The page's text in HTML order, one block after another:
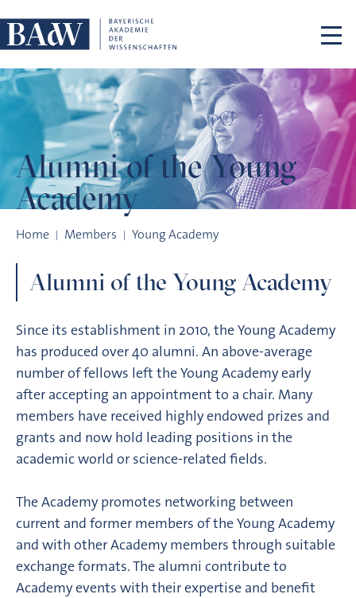
Alumni of the Young
Academy
Home Members Young Academy
Alumni of the Young Academy
Since its establishment in 2010, the Young Academy
has produced over 40 alumni. An above-average
number of fellows left the Young Academy early
after accepting an appointment to a chair. Many
members have received highly endowed prizes and
grants and now hold leading positions in the
academic world or science-related fields.
The Academy promotes networking between
current and former members of the Young Academy
and with other Academy members through suitable
exchange formats. The alumni contribute to
Academy events with their expertise and benefit